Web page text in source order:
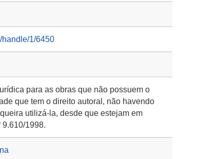
handle/1/6450
para as obras que não possuem o
que tem o direito autoral, não havendo
utilizá-la, desde que estejam em
9.610/1998.